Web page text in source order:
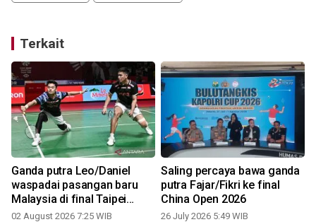
Terkait
Ganda putra Leo/Daniel
waspadai pasangan baru
Malaysia di final Taipei
Open 2026
02 August 2026 7:25 WIB
Saling percaya bawa ganda
putra Fajar/Fikri ke final
China Open 2026
26 July 2026 5:49 WIB